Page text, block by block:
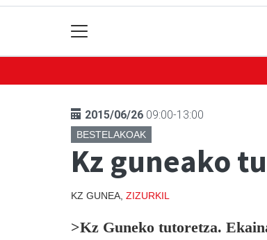
2015/06/26 09:00-13:00
BESTELAKOAK
Kz guneako
KZ GUNEA, ZIZURKIL
>Kz Guneko tutoretza.